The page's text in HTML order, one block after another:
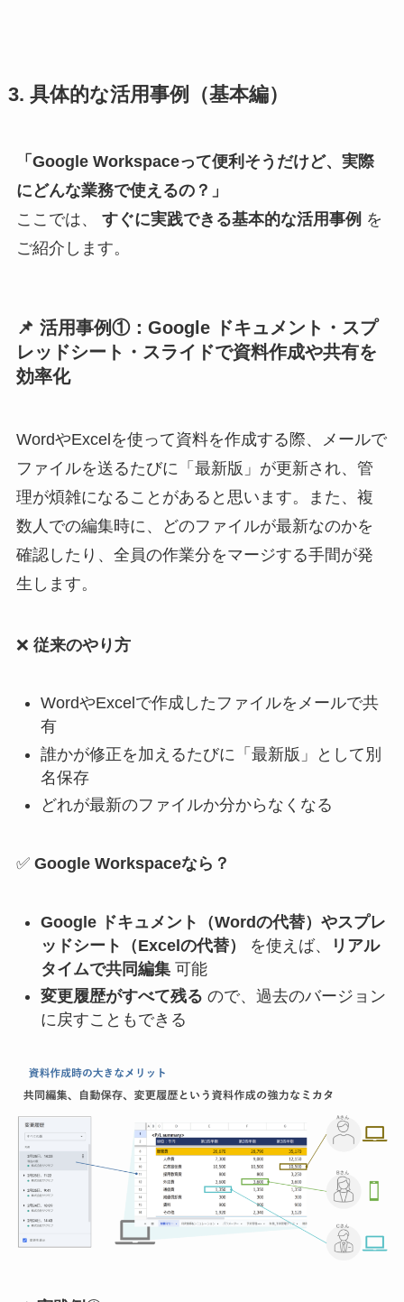
3. 具体的な活用事例（基本編）
「Google Workspaceって便利そうだけど、実際
にどんな業務で使えるの？」
ここでは、 すぐに実践できる基本的な活用事例 を
ご紹介します。
📌 活用事例①：Google ドキュメント・スプ
レッドシート・スライドで資料作成や共有を
効率化
WordやExcelを使って資料を作成する際、メールで
ファイルを送るたびに「最新版」が更新され、管
理が煩雑になることがあると思います。また、複
数人での編集時に、どのファイルが最新なのかを
確認したり、全員の作業分をマージする手間が発
生します。
❌ 従来のやり方
WordやExcelで作成したファイルをメールで共
有
誰かが修正を加えるたびに「最新版」として別
名保存
どれが最新のファイルか分からなくなる
✅ Google Workspaceなら？
Google ドキュメント（Wordの代替）やスプレ
ッドシート（Excelの代替）
を使えば、
リアル
タイムで共同編集可能
変更履歴がすべて残る ので、過去のバージョン
に戻すこともできる